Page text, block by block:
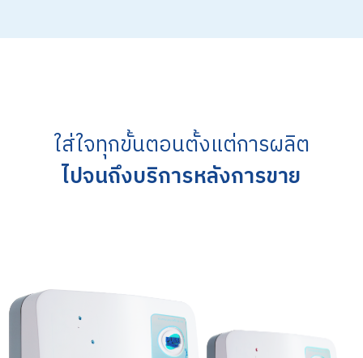
ใส่ใจทุกขั้นตอนตั้งแต่การผลิต
ไปจนถึงบริการหลังการขาย